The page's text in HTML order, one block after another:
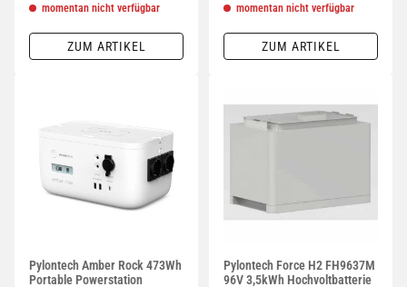
momentan nicht verfügbar
ZUM ARTIKEL
momentan nicht verfügbar
ZUM ARTIKEL
Pylontech Amber Rock 473Wh
Portable Powerstation
Pylontech Force H2 FH9637M
96V 3,5kWh Hochvoltbatterie